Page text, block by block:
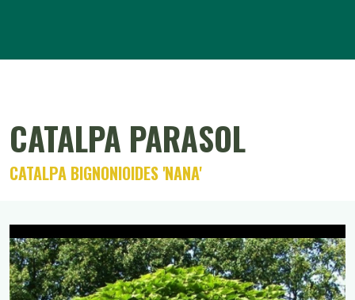
CATALPA PARASOL
CATALPA BIGNONIOIDES 'NANA'